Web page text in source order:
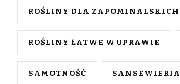
ROŚLINY DLA ZAPOMINALSKICH
ROŚLINY ŁATWE W UPRAWIE
SAMOTNOŚĆ SANSEWIERIA